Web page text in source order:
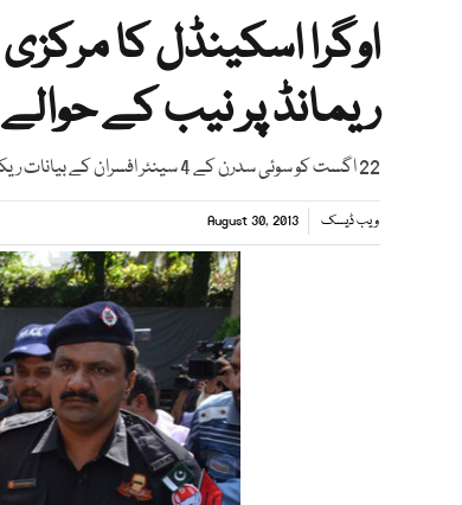
ریمانڈ پر نیب کے حوالے
22 اگست کو سوئی سدرن کے 4 سینئر افسران کے بیانات ریکارڈ کیے ہیں ابھی تک 3.2 ارب روپے کی ریکوری کی ہے،نیب پراسیکیوٹر
ویب ڈیسک August 30, 2013